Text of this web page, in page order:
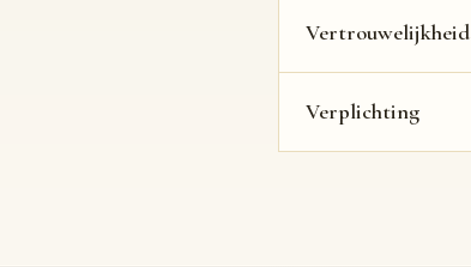
Vertrouwelijkheid
Verplichting